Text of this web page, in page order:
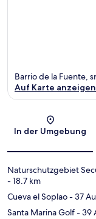
Barrio de la Fuente,
Auf Karte anzeigen
In der Umgebung
Naturschutzgebiet
- 18.7 km
Cueva el Soplao- 37
Santa Marina Golf- 39